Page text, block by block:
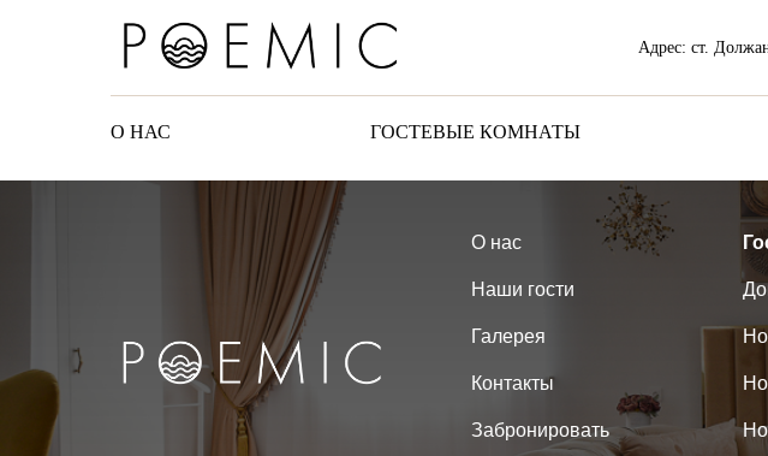
Адрес: ст.
О НАС ГОСТЕВЫЕ КОМНАТЫ
О нас
Наши гости
Галерея
Контакты
Забронировать